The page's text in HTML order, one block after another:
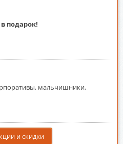
подарок!
мальчишники,
и скидки